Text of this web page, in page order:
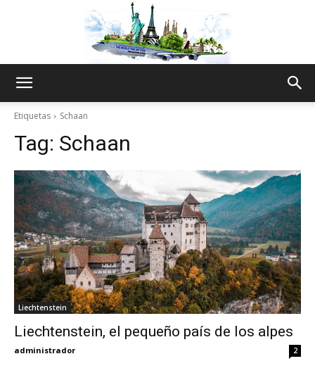
Thru
My
Etiquetas Schaan
Tag: Schaan
Liechtenstein
Liechtenstein, el pequeño país de los alpes
administrador 2